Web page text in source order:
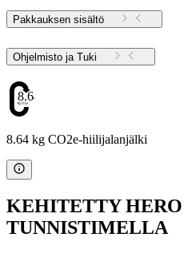
Pakkauksen sisältö
Ohjelmisto ja Tuki
8.64
8.64 kg CO2e-hiilijalanjälki
KEHITETTY HERO
TUNNISTIMELLA